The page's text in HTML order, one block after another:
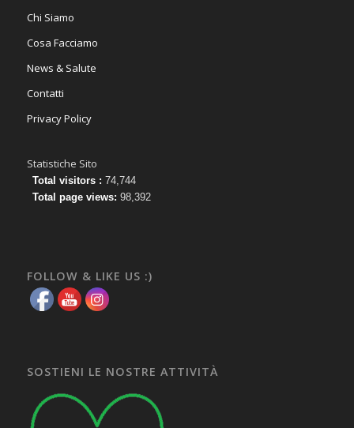
Chi Siamo
Cosa Facciamo
News & Salute
Contatti
Privacy Policy
Statistiche Sito
Total visitors : 74,744
Total page views: 98,392
FOLLOW & LIKE US :)
SOSTIENI LE NOSTRE ATTIVITÀ